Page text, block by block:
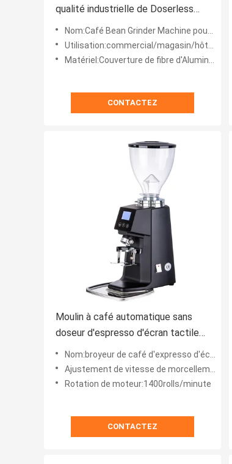
qualité industrielle de Doserless
Kitchen Appliances
Nom:Café Bean Grinder Machine pour la cuisine
Utilisation:commercial/magasin/hôtel/maison
Matériel:Couverture de fibre d'Aluminum+Carbon
CONTACTEZ
Moulin à café automatique sans
doseur d'espresso d'écran tactile
argenté 50HZ 60 HZ
Nom:broyeur de café d'expresso d'écran tactile
Ajustement de vitesse de morcellement:Réglable
Rotation de moteur:1400rolls/minute
CONTACTEZ